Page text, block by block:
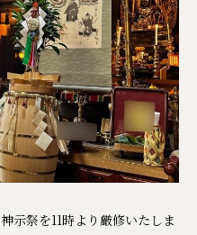
示祭を11時より厳修いたしま